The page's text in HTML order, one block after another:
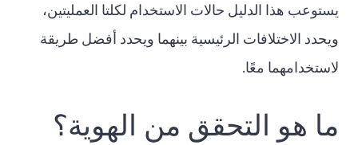
يستوعب هذا الدليل حالات الاستخدام لكلتا العمليتين،
ويحدد الاختلافات الرئيسية بينهما ويحدد أفضل طريقة
لاستخدامهما معًا.
ما هو التحقق من الهوية؟